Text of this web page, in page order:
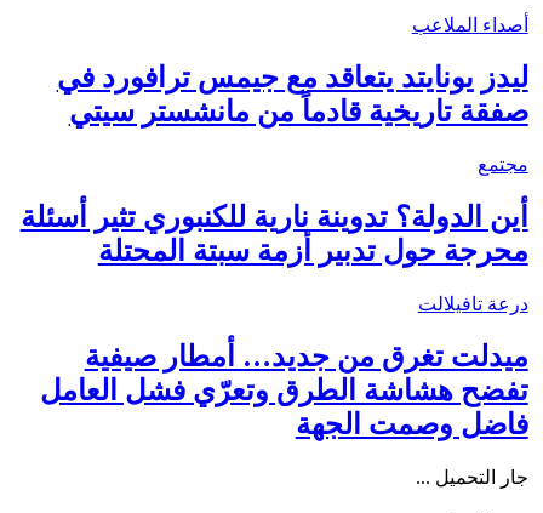
أصداء الملاعب
ليدز يونايتد يتعاقد مع جيمس ترافورد في
صفقة تاريخية قادماً من مانشستر سيتي
مجتمع
أين الدولة؟ تدوينة نارية للكنبوري تثير أسئلة
محرجة حول تدبير أزمة سبتة المحتلة
درعة تافيلالت
ميدلت تغرق من جديد… أمطار صيفية
تفضح هشاشة الطرق وتعرّي فشل العامل
فاضل وصمت الجهة
جار التحميل ...